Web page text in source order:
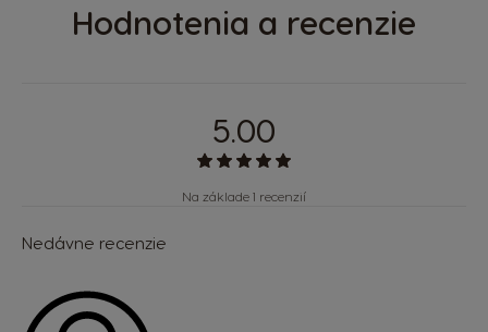
Hodnotenia a recenzie
5.00
Na základe 1 recenzií
Nedávne recenzie